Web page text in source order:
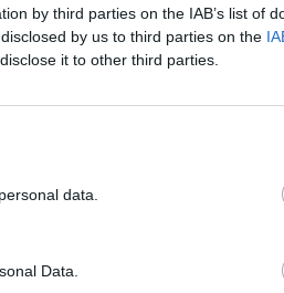
by third parties on the IAB’s list of
by us to third parties on the
it to other third parties.
data.
Data.
resa
è stata
una
di cittadinanza
vincite al
le ulteriori
ha percepito il
espressamente